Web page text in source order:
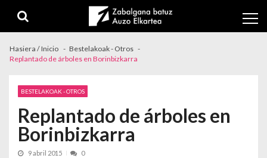
Hasiera / Inicio
Bestelakoak - Otros
Replantado de árboles en Borinbizkarra
BESTELAKOAK - OTROS
Replantado de árboles en
Borinbizkarra
9 abril 2015 0